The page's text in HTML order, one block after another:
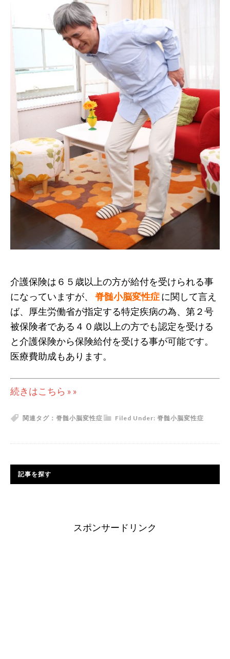
介護保険は６５歳以上の方が給付を受けられる事
になっていますが、脊髄小脳変性症に関して言え
ば、厚生労働省が指定する特定疾病の為、第２号
被保険者である４０歳以上の方でも認定を受ける
と介護保険から保険給付を受ける事が可能です。
医療費助成もあります。
続きはこちら » »
Filed Under: 脊髄小脳変性症
関連タグ： 脊髄小脳変性症
記事を探す
スポンサードリンク